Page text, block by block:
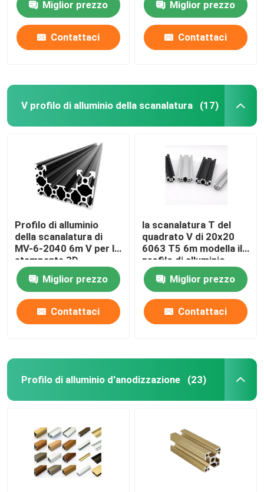
Miglior prezzo
Contattaci
Miglior prezzo
Contattaci
V profilo di alluminio della scanalatura (17)
Profilo di alluminio
della scanalatura di
MV-6-2040 6m V per la
stampante 3D
Miglior prezzo
Contattaci
la scanalatura T del
quadrato V di 20x20
6063 T5 6m modella il
profilo di alluminio
Miglior prezzo
Contattaci
Profilo di alluminio d'anodizzazione (23)